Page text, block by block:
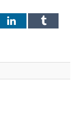
LinkedInTumblr